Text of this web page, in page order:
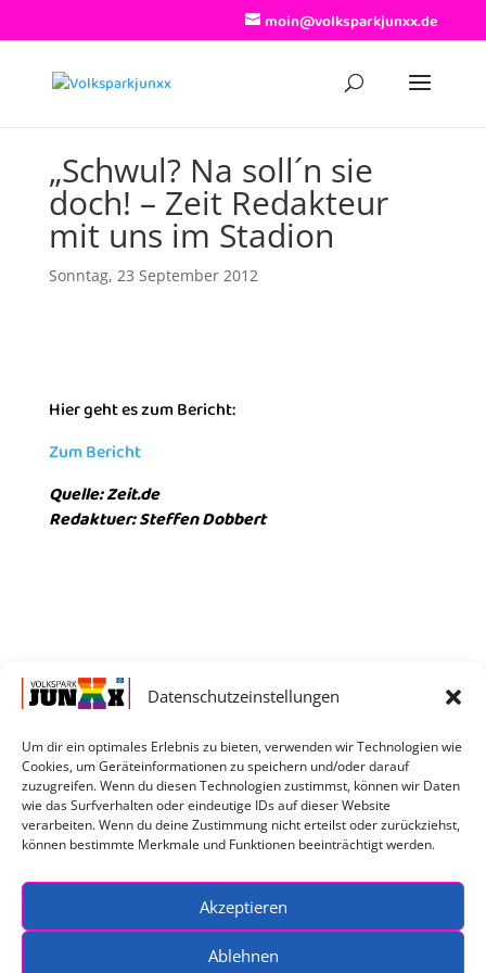
Datenschutzeinstellungen
Um dir ein optimales Erlebnis zu bieten, verwenden wir Technologien wie
Cookies, um Geräteinformationen zu speichern und/oder darauf
zuzugreifen. Wenn du diesen Technologien zustimmst, können wir Daten
wie das Surfverhalten oder eindeutige IDs auf dieser Website
verarbeiten. Wenn du deine Zustimmung nicht erteilst oder zurückziehst,
können bestimmte Merkmale und Funktionen beeinträchtigt werden.
Akzeptieren
Ablehnen
moin@volksparkjunxx.de
„Schwul? Na soll´n sie
doch! – Zeit Redakteur
mit uns im Stadion
Sonntag, 23 September 2012
Hier geht es zum Bericht:
Zum Bericht
Quelle: Zeit.de
Redaktuer: Steffen Dobbert
Service
Impressum
Datenschutzerklärung